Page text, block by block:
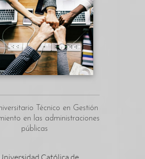
Técnico en Gestión
en las administraciones
públicas